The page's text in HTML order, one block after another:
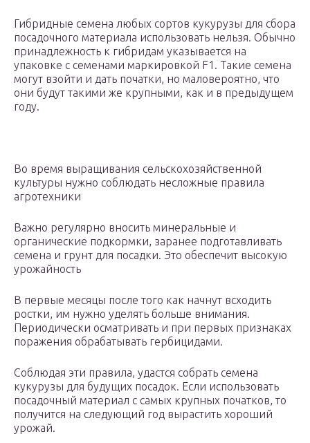
Гибридные семена любых сортов кукурузы для сбора
посадочного материала использовать нельзя. Обычно
принадлежность к гибридам указывается на
упаковке с семенами маркировкой F1. Такие семена
могут взойти и дать початки, но маловероятно, что
они будут такими же крупными, как и в предыдущем
году.
Во время выращивания сельскохозяйственной
культуры нужно соблюдать несложные правила
агротехники
Важно регулярно вносить минеральные и
органические подкормки, заранее подготавливать
семена и грунт для посадки. Это обеспечит высокую
урожайность
В первые месяцы после того как начнут всходить
ростки, им нужно уделять больше внимания.
Периодически осматривать и при первых признаках
поражения обрабатывать гербицидами.
Соблюдая эти правила, удастся собрать семена
кукурузы для будущих посадок. Если использовать
посадочный материал с самых крупных початков, то
получится на следующий год вырастить хороший
урожай.